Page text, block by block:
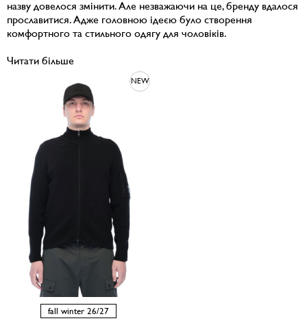
назву довелося змінити. Але незважаючи на це, бренду вдалося
прославитися. Адже головною ідеєю було створення
комфортного та стильного одягу для чоловіків.
Читати більше
NEW
fall winter 26/27